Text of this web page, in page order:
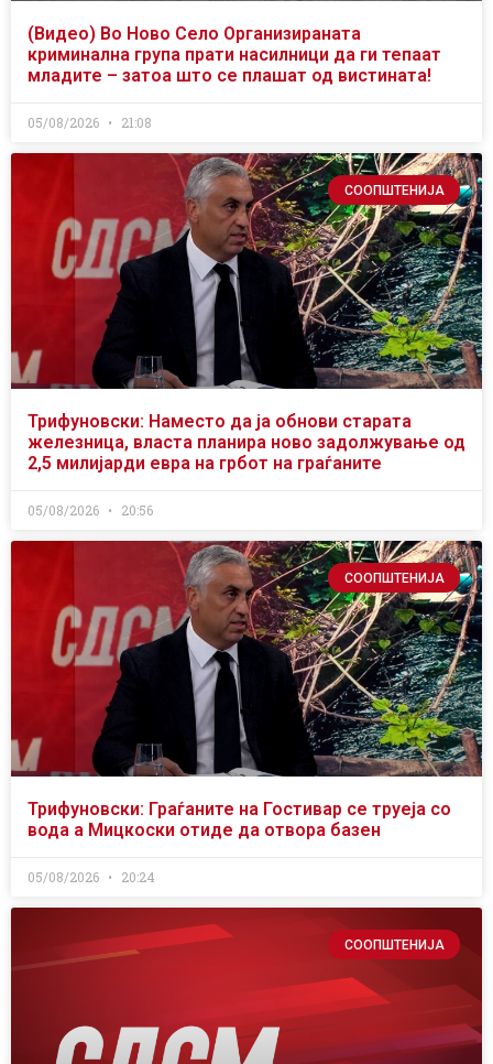
(Видео) Во Ново Село Организираната
криминална група прати насилници да ги тепаат
младите – затоа што се плашат од вистината!
05/08/2026 21:08
СООПШТЕНИЈА
Трифуновски: Наместо да ја обнови старата
железница, власта планира ново задолжување од
2,5 милијарди евра на грбот на граѓаните
05/08/2026 20:56
СООПШТЕНИЈА
Трифуновски: Граѓаните на Гостивар се труеја со
вода а Мицкоски отиде да отвора базен
05/08/2026 20:24
СООПШТЕНИЈА